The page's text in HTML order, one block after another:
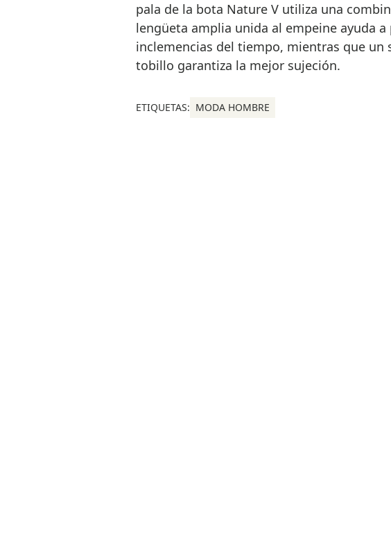
pala de la bota Nature V utiliza una
lengüeta amplia unida al empeine ayuda
inclemencias del tiempo, mientras que un
tobillo garantiza la mejor sujeción.
ETIQUETAS: MODA HOMBRE